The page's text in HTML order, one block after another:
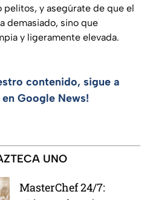
y asegúrate de que el
demasiado, sino que
y ligeramente elevada.
contenido, sigue a
Google News!
UNO
MasterChef 24/7: